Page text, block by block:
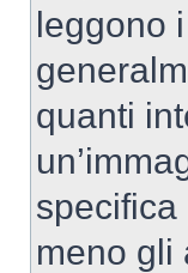
leggono
quanti
specifica
meno gli